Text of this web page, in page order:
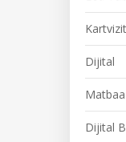
Dijital
Matbaa
Dijital